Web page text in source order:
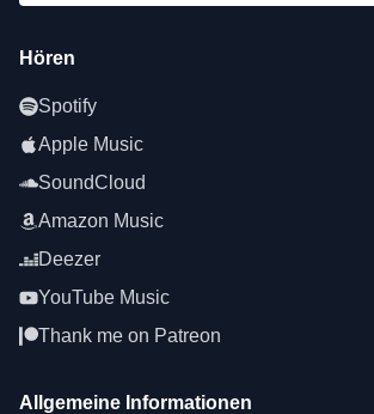
Hören
Spotify
Apple Music
SoundCloud
Amazon Music
Deezer
YouTube Music
Thank me on Patreon
Allgemeine Informationen